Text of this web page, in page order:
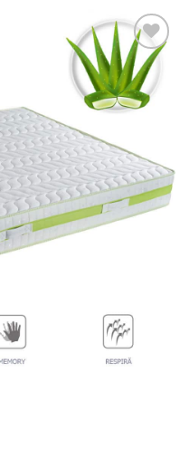
Adaugă
în
wishlist